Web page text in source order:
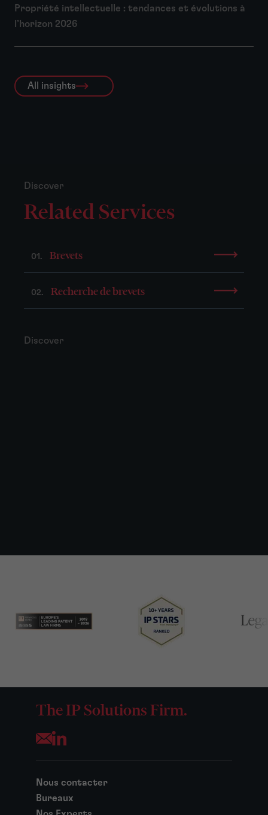
Propriété intellectuelle : tendances et évolutions à
l’horizon 2026
All insights
Discover
Related Services
01. Brevets
02. Recherche de brevets
Discover
The IP Solutions Firm.
Opens your mail application
Nous contacter
Bureaux